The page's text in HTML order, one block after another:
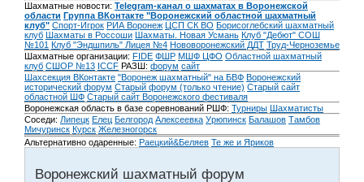
Шахматные новости: Telegram-канал о шахматах в Воронежской
области Группа ВКонтакте "Воронежский областной шахматный
клуб" Спорт-Игрок РИА Воронеж ЦСП СК ВО Борисоглебский шахматный
клуб Шахматы в Россоши Шахматы. Новая Усмань Клуб "Дебют" СОШ
№101 Клуб "Эндшпиль" Лицея №4 Нововоронежский ДДТ Труд-Черноземье
Шахматные организации: FIDE ФШР МШФ ЦФО Областной шахматный
клуб СШОР №13 ICCF РАЗШ: форум сайт
Шахсекция ВКонтакте "Воронеж шахматный" на БВФ Воронежский
исторический форум Cтарый форум (только чтение) Старый сайт
областной ШФ Старый сайт Воронежского фестиваля
Воронежская область в базе соревнований РШФ: Турниры Шахматисты
Соседи: Липецк Елец Белгород Алексеевка Урюпинск Балашов Тамбов
Мичуринск Курск Железногорск
Альтернативно одаренные: Раецкий&Беляев Те же и Яриков
Воронежский шахматный форум